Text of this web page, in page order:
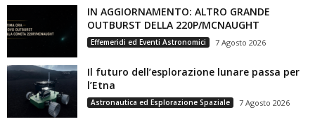
IN AGGIORNAMENTO: ALTRO GRANDE
OUTBURST DELLA 220P/MCNAUGHT
Effemeridi ed Eventi Astronomici 7 Agosto 2026
Il futuro dell’esplorazione lunare passa per
l’Etna
Astronautica ed Esplorazione Spaziale 7 Agosto 2026